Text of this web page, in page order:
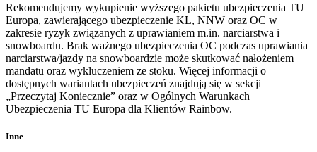
Rekomendujemy wykupienie wyższego pakietu ubezpieczenia TU
Europa, zawierającego ubezpieczenie KL, NNW oraz OC w
zakresie ryzyk związanych z uprawianiem m.in. narciarstwa i
snowboardu. Brak ważnego ubezpieczenia OC podczas uprawiania
narciarstwa/jazdy na snowboardzie może skutkować nałożeniem
mandatu oraz wykluczeniem ze stoku. Więcej informacji o
dostępnych wariantach ubezpieczeń znajdują się w sekcji
„Przeczytaj Koniecznie” oraz w Ogólnych Warunkach
Ubezpieczenia TU Europa dla Klientów Rainbow.
Inne